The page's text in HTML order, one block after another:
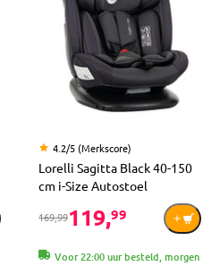
4.2/5 (Merkscore)
Lorelli Sagitta Black 40-150
cm i-Size Autostoel
169,99119,99
Voor 22:00 uur besteld, morgen